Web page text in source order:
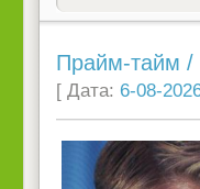
Прайм-тайм /
[ Дата: 6-08-